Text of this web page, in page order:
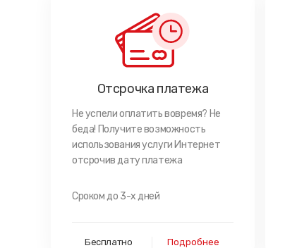
Отсрочка платежа
Не успели оплатить вовремя? Не
беда! Получите возможность
использования услуги Интернет
отсрочив дату платежа
Сроком до 3-х дней
Бесплатно Подробнее